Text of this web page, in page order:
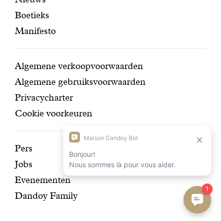
Boetieks
Manifesto
Conditions
Algemene verkoopvoorwaarden
Algemene gebruiksvoorwaarden
Privacycharter
Cookie voorkeuren
Ontdek
onze
geschiedenis
Pers
Jobs
Evenementen
Dandoy Family